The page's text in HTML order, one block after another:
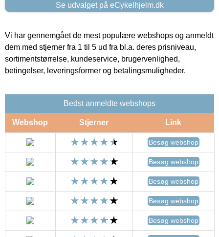
Se udvalget på eCykelhjelm.dk
Vi har gennemgået de mest populære webshops og anmeldt
dem med stjerner fra 1 til 5 ud fra bl.a. deres prisniveau,
sortimentstørrelse, kundeservice, brugervenlighed,
betingelser, leveringsformer og betalingsmuligheder.
Bedst anmeldte webshops
Webshop Stjerner Link
Besøg webshop
Besøg webshop
Besøg webshop
Besøg webshop
Besøg webshop